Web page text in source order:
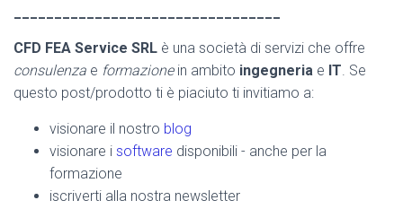
CFD FEA Service SRL è una società di servizi che offre
consulenza e formazionein ambito ingegneria e IT. Se
questo post/prodotto ti è piaciuto ti invitiamo a:
visionare il nostro blog
visionare i software disponibili - anche per la
formazione
iscriverti alla nostra newsletter